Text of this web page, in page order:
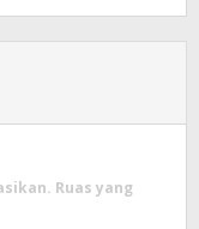
Ruas yang